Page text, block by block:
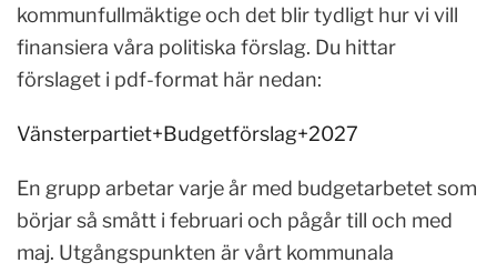
kommunfullmäktige och det blir tydligt hur vi vill
finansiera våra politiska förslag. Du hittar
förslaget i pdf-format här nedan:
Vänsterpartiet+Budgetförslag+2027
En grupp arbetar varje år med budgetarbetet som
börjar så smått i februari och pågår till och med
maj. Utgångspunkten är vårt kommunala